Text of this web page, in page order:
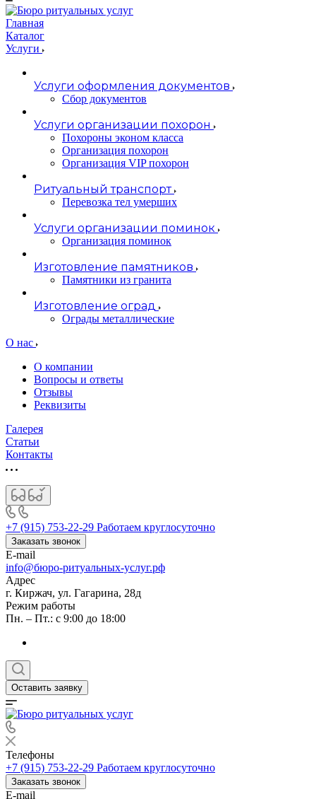
Главная
Каталог
Услуги
Услуги оформления документов
Сбор документов
Услуги организации похорон
Похороны эконом класса
Организация похорон
Организация VIP похорон
Ритуальный транспорт
Перевозка тел умерших
Услуги организации поминок
Организация поминок
Изготовление памятников
Памятники из гранита
Изготовление оград
Ограды металлические
О нас
О компании
Вопросы и ответы
Отзывы
Реквизиты
Галерея
Статьи
Контакты
+7 (915) 753-22-29 Работаем круглосуточно
Заказать звонок
E-mail
info@бюро-ритуальных-услуг.рф
Адрес
г. Киржач, ул. Гагарина, 28д
Режим работы
Пн. – Пт.: с 9:00 до 18:00
Оставить заявку
Телефоны
+7 (915) 753-22-29 Работаем круглосуточно
Заказать звонок
E-mail